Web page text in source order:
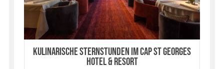
Kulinarische Sternstunden im Cap St Georges
Hotel & Resort